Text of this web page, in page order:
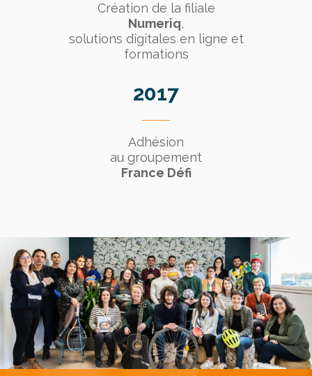
Création de la filiale
Numeriq,
solutions digitales en ligne et
formations
2017
Adhésion
au groupement
France Défi